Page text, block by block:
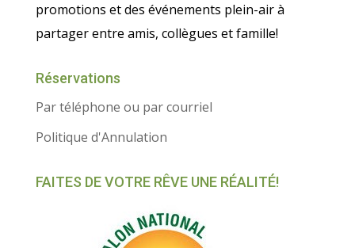
promotions et des événements plein-air à
partager entre amis, collègues et famille!
Réservations
Par téléphone ou par courriel
Politique d'Annulation
FAITES DE VOTRE RÊVE UNE RÉALITÉ!